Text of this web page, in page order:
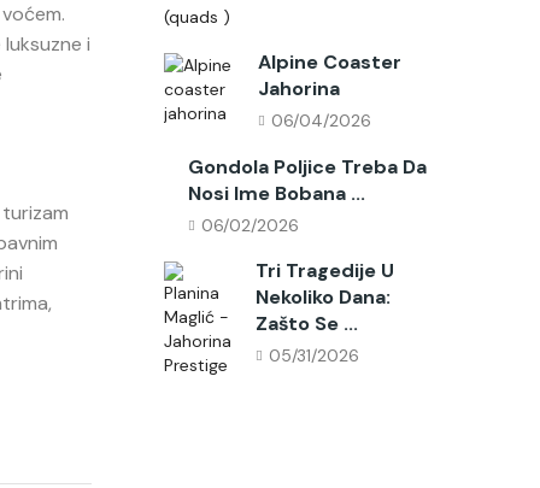
i
Alpine Coaster
Jahorina
06/04/2026
Gondola Poljice Treba Da
Nosi Ime Bobana ...
06/02/2026
Tri Tragedije U
Nekoliko Dana:
Zašto Se ...
05/31/2026